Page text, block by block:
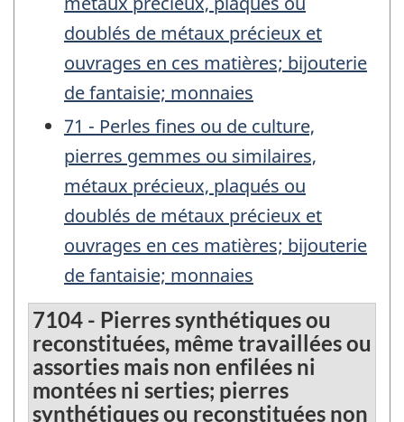
doublés de métaux précieux et
ouvrages en ces matières; bijouterie
de fantaisie; monnaies
71 - Perles fines ou de culture,
pierres gemmes ou similaires,
métaux précieux, plaqués ou
doublés de métaux précieux et
ouvrages en ces matières; bijouterie
de fantaisie; monnaies
7104 - Pierres synthétiques ou
reconstituées, même travaillées ou
assorties mais non enfilées ni
montées ni serties; pierres
synthétiques ou reconstituées non